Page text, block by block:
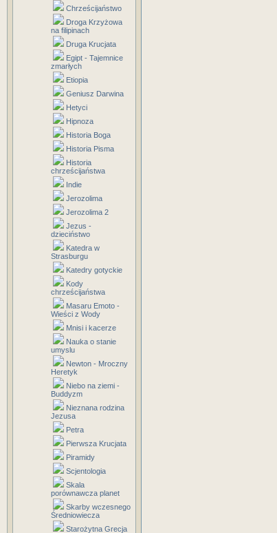
Chrześcijaństwo
Droga Krzyżowa
na filipinach
Druga Krucjata
Egipt - Tajemnice
zmarłych
Etiopia
Geniusz Darwina
Hetyci
Hipnoza
Historia Boga
Historia Pisma
Historia
chrześcijaństwa
Indie
Jerozolima
Jerozolima 2
Jezus -
dzieciństwo
Katedra w
Strasburgu
Katedry gotyckie
Kody
chrześcijaństwa
Masaru Emoto -
Wieści z Wody
Mnisi i kacerze
Nauka o stanie
umyslu
Newton - Mroczny
Heretyk
Niebo na ziemi -
Buddyzm
Nieznana rodzina
Jezusa
Petra
Pierwsza Krucjata
Piramidy
Scjentologia
Skala
porównawcza planet
Skarby wczesnego
Średniowiecza
Starożytna Grecja